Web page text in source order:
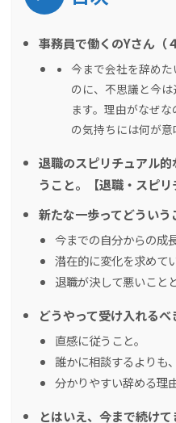
事務員で働くのYさん（
今まで会社を辞め
のに、不思議と今
ます。理由がなぜ
の気持ちには何が
退職のスピリチュアル
うこと。【退職・スピリ
新たな一歩ってどういう
今までの自分からの成
潜在的に変化を求めて
退職が決して悪いこと
どうやって受け入れるべ
直感に従うこと。
誰かに相談するよりも
分かりやすい辞める理
とはいえ、今まで続けて